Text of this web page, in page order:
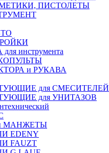
ПИСТОЛЕТЫ
инструмента
и РУКАВА
для СМЕСИТЕЛЕЙ
для УНИТАЗОВ
МАНЖЕТЫ
EDENY
FAUZT